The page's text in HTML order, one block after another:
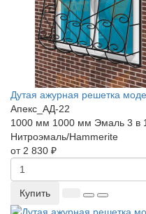
Дутая ажурная решетка
Апекс_АД-22
1000 мм 1000 мм Эмаль 3 в
Нитроэмаль/Hammerite
от 2 830 ₽
Купить